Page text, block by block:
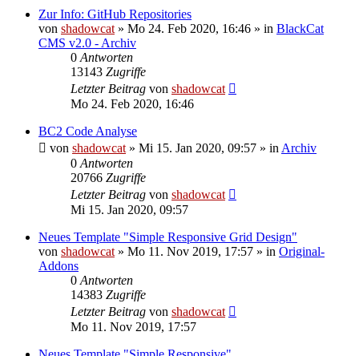
Zur Info: GitHub Repositories
von shadowcat » Mo 24. Feb 2020, 16:46 » in BlackCat
CMS v2.0 - Archiv
0 Antworten
13143 Zugriffe
Letzter Beitrag von shadowcat
Mo 24. Feb 2020, 16:46
BC2 Code Analyse
von shadowcat » Mi 15. Jan 2020, 09:57 » in Archiv
0 Antworten
20766 Zugriffe
Letzter Beitrag von shadowcat
Mi 15. Jan 2020, 09:57
Neues Template "Simple Responsive Grid Design"
von shadowcat » Mo 11. Nov 2019, 17:57 » in Original-
Addons
0 Antworten
14383 Zugriffe
Letzter Beitrag von shadowcat
Mo 11. Nov 2019, 17:57